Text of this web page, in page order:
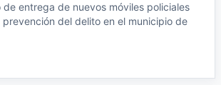
entrega de nuevos móviles policiales
del delito en el municipio de